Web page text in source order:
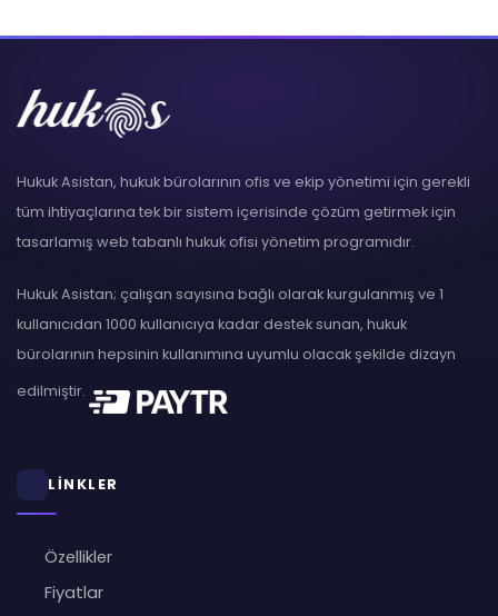
Hukuk Asistan, hukuk bürolarının ofis ve ekip yönetimi için gerekli
tüm ihtiyaçlarına tek bir sistem içerisinde çözüm getirmek için
tasarlamış web tabanlı hukuk ofisi yönetim programıdır.
Hukuk Asistan; çalışan sayısına bağlı olarak kurgulanmış ve 1
kullanıcıdan 1000 kullanıcıya kadar destek sunan, hukuk
bürolarının hepsinin kullanımına uyumlu olacak şekilde dizayn
edilmiştir.
LİNKLER
Özellikler
Fiyatlar